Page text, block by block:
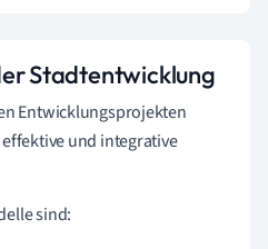
Stadtentwicklung
Entwicklungsprojekten
und integrative
sind: